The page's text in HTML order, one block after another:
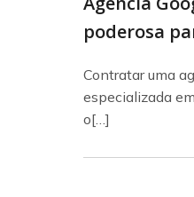
poderosa
Contratar uma
especializada
o[…]